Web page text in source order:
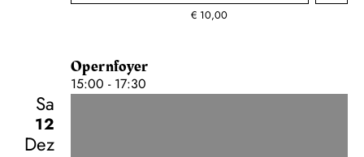
€ 10,00
Opernfoyer
15:00 - 17:30
Sa
12
Dez